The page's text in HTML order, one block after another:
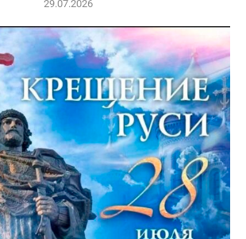
29.07.2026